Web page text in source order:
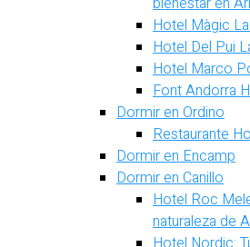
Hotel Màgic
Hotel Del Pui
Hotel Marco
Font Andorra
Dormir en Ordino
Restaurante
Dormir en Encamp
Dormir en Canillo
Hotel Roc
naturaleza de